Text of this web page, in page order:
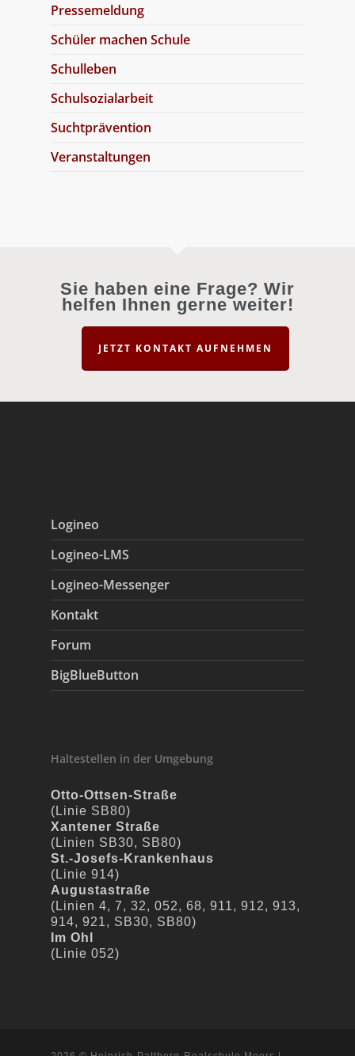
Pressemeldung
Schüler machen Schule
Schulleben
Schulsozialarbeit
Suchtprävention
Veranstaltungen
Sie haben eine Frage? Wir
helfen Ihnen gerne weiter!
JETZT KONTAKT AUFNEHMEN
Logineo
Logineo-LMS
Logineo-Messenger
Kontakt
Forum
BigBlueButton
Haltestellen in der Umgebung
Otto-Ottsen-Straße
(Linie SB80)
Xantener Straße
(Linien SB30, SB80)
St.-Josefs-Krankenhaus
(Linie 914)
Augustastraße
(Linien 4, 7, 32, 052, 68, 911, 912, 913,
914, 921, SB30, SB80)
Im Ohl
(Linie 052)